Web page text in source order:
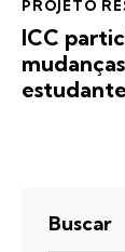
PROJETO
ICC
Buscar